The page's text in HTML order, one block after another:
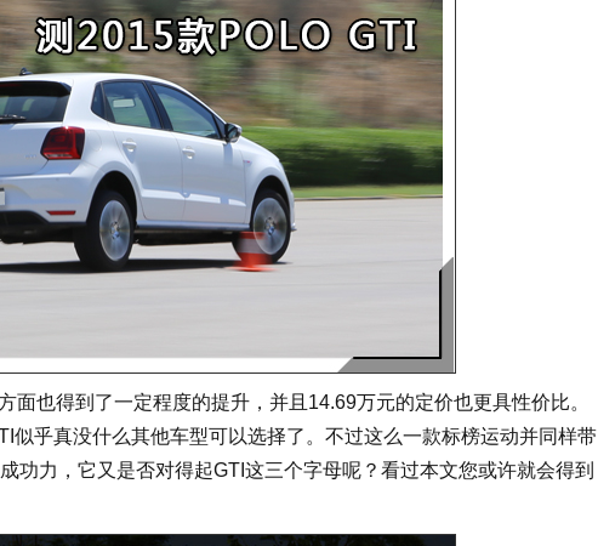
也得到了一定程度的提升，并且14.69万元的定价也更具性价比。
似乎真没什么其他车型可以选择了。不过这么一款标榜运动并同样带
功力，它又是否对得起GTI这三个字母呢？看过本文您或许就会得到